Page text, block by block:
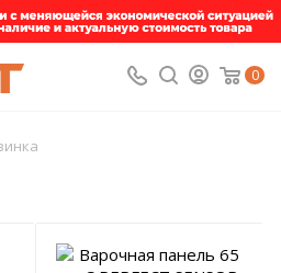
0